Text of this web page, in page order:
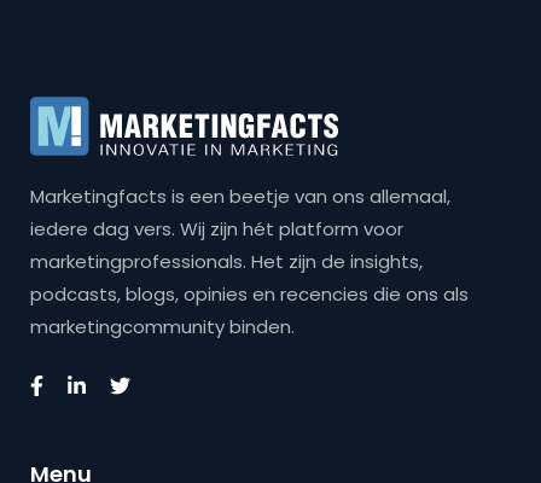
Marketingfacts is een beetje van ons allemaal,
iedere dag vers. Wij zijn hét platform voor
marketingprofessionals. Het zijn de insights,
podcasts, blogs, opinies en recencies die ons als
marketingcommunity binden.
Menu